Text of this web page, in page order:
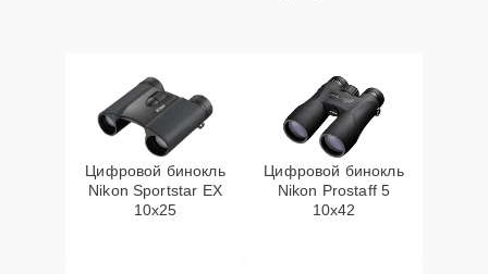
Цифровой бинокль
Nikon Sportstar EX
10x25
Цифровой бинокль
Nikon Prostaff 5
10x42